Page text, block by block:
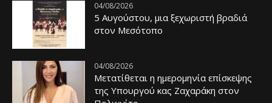
04/08/2026
5 Αυγούστου, μια ξεχωριστή βραδιά
στον Μεσότοπο
04/08/2026
Μετατίθεται η ημερομηνία επίσκεψης
της Υπουργού κας Ζαχαράκη στον